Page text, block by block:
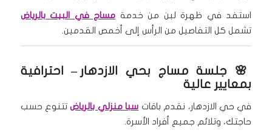
استفد في ظهرة لبن من خدمة مساج في البيت بالرياض
تشمل كل التفاصيل من الرأس إلى أخمص القدمين.
🌸 جلسة مساج بحي الازدهار – احترافية
بمعايير عالية
في حي الازدهار، نقدم باقات سبا منزلي بالرياضتتنوع حسب
حاجتك، وتلائم جميع أفراد الأسرة.